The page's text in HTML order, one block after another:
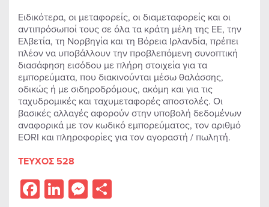
Ειδικότερα, οι μεταφορείς, οι διαμεταφορείς και οι
αντιπρόσωποί τους σε όλα τα κράτη μέλη της ΕΕ, την
Ελβετία, τη Νορβηγία και τη Βόρεια Ιρλανδία, πρέπει
πλέον να υποβάλλουν την προβλεπόμενη συνοπτική
διασάφηση εισόδου με πλήρη στοιχεία για τα
εμπορεύματα, που διακινούνται μέσω θαλάσσης,
οδικώς ή με σιδηροδρόμους, ακόμη και για τις
ταχυδρομικές και ταχυμεταφορές αποστολές. Οι
βασικές αλλαγές αφορούν στην υποβολή δεδομένων
αναφορικά με τον κωδικό εμπορεύματος, τον αριθμό
EORI και πληροφορίες για τον αγοραστή / πωλητή.
ΤΕΥΧΟΣ 528
Facebook
LinkedIn
Messenger